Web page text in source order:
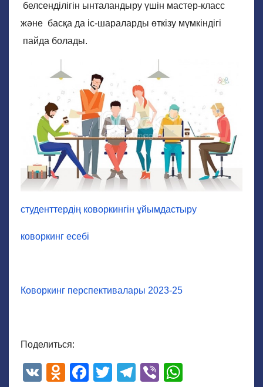
белсенділігін ынталандыру үшін мастер-класс
және басқа да іс-шараларды өткізу мүмкіндігі
пайда болады.
студенттердің коворкингін ұйымдастыру
коворкинг есебі
Коворкинг перспективалары 2023-25
Поделиться:
V
O
F
T
T
Vi